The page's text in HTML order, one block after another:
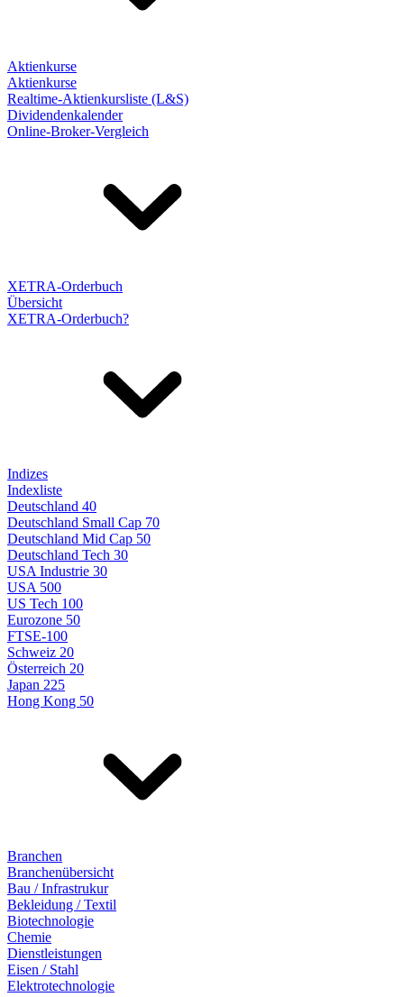
Aktienkurse
Aktienkurse
Realtime-Aktienkursliste (L&S)
Dividendenkalender
Online-Broker-Vergleich
XETRA-Orderbuch
Übersicht
XETRA-Orderbuch?
Indizes
Indexliste
Deutschland 40
Deutschland Small Cap 70
Deutschland Mid Cap 50
Deutschland Tech 30
USA Industrie 30
USA 500
US Tech 100
Eurozone 50
FTSE-100
Schweiz 20
Österreich 20
Japan 225
Hong Kong 50
Branchen
Branchenübersicht
Bau / Infrastrukur
Bekleidung / Textil
Biotechnologie
Chemie
Dienstleistungen
Eisen / Stahl
Elektrotechnologie